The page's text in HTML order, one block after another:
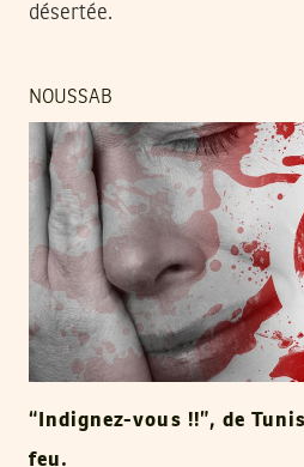
désertée.
NOUSSAB
“Indignez-vous !!”, de
feu.